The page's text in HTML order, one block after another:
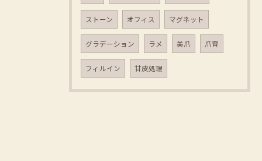
ストーン オフィス マグネット
グラデーション ラメ 美爪 爪育
フィルイン 甘皮処理